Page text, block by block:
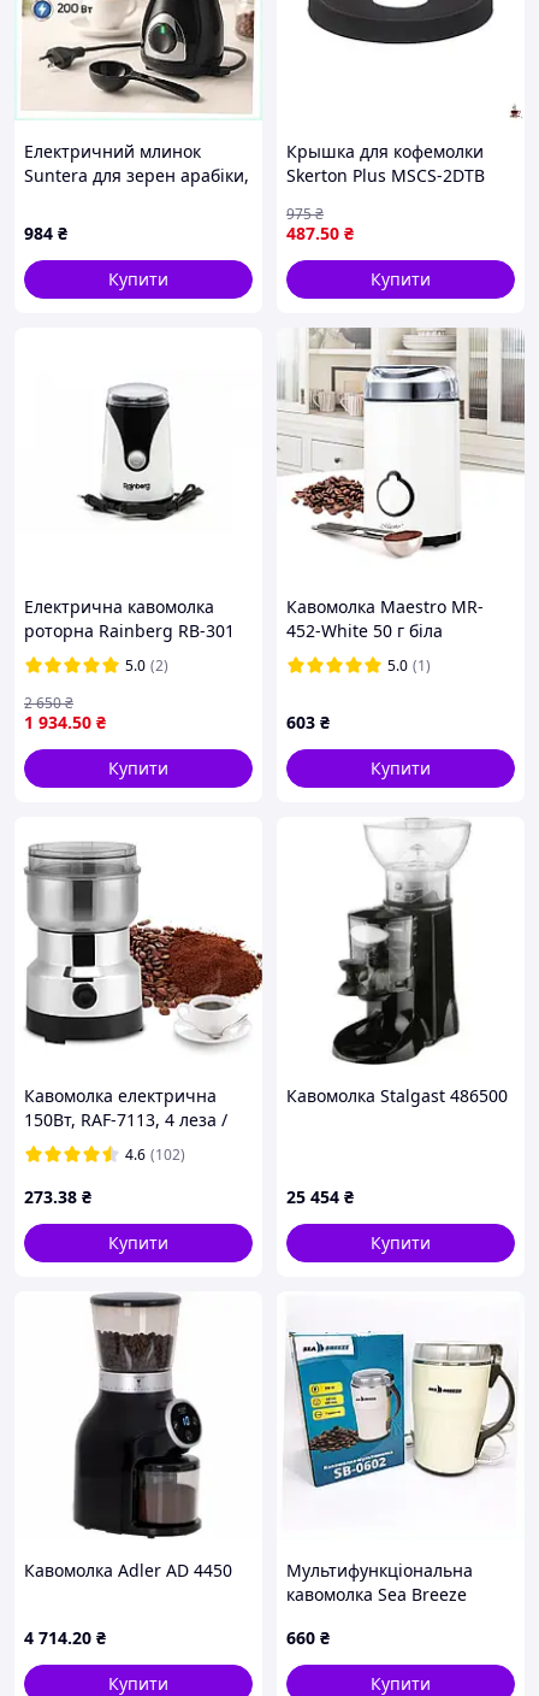
Електричний млинок
Suntera для зерен арабіки,
984 ₴
Купити
Крышка для кофемолки
Skerton Plus MSCS-2DTB
сохранения аромата кофе
487.50 ₴
975₴
Купити
Електрична кавомолка
роторна Rainberg RB-301
300W iC227 5.0 (2)
1 934.50 ₴
2 650₴
Купити
Кавомолка Maestro MR-
452-White 50 г біла
5.0 (1)
603 ₴
Купити
Кавомолка електрична
150Вт, RAF-7113, 4 леза /
Жорнова
електрокавомолка для
кави та спецій
4.6 (102)
273.38 ₴
Купити
Кавомолка Stalgast 486500
25 454 ₴
Купити
Кавомолка Adler AD 4450
4 714.20 ₴
Купити
Мультифункціональна
кавомолка Sea Breeze
660 ₴
Купити